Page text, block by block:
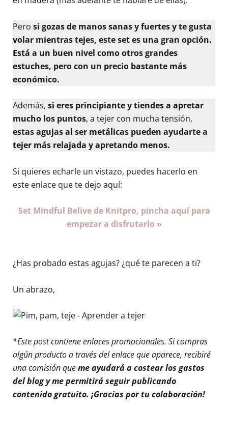
Pero si gozas de manos sanas y fuertes y te gusta
volar mientras tejes, este set es una gran opción.
Está a un buen nivel como otros grandes
estuches, pero con un precio bastante más
económico.
Además, si eres principiante y tiendes a apretar
mucho los puntos, a tejer con mucha tensión,
estas agujas al ser metálicas pueden ayudarte a
tejer más relajada y apretando menos.
Si quieres echarle un vistazo, puedes hacerlo en
este enlace que te dejo aquí:
Set Mindful Belive de Knitpro, pincha aquí para
empezar a disfrutarlo »
¿Has probado estas agujas? ¿qué te parecen a ti?
Un abrazo,
*Este post contiene enlaces promocionales. Si compras
algún producto a través del enlace que aparece, recibiré
una comisión queme ayudará a costear los gastos
del blog y me permitirá seguir publicando
contenido gratuito. ¡Gracias por tu colaboración!